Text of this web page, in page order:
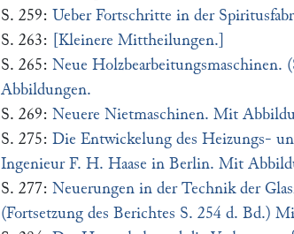
S. 259: Ueber Fortschritte in der
S. 263:
[Kleinere Mittheilungen.]
S. 265: Neue Holzbearbeitungsmaschinen.
Abbildungen.
S. 269: Neuere Nietmaschinen. Mit
S. 275: Die Entwickelung des Heizungs-
Ingenieur F. H. Haase in Berlin. Mit
S. 277: Neuerungen in der Technik der
(Fortsetzung des Berichtes S. 254 d. Bd.)